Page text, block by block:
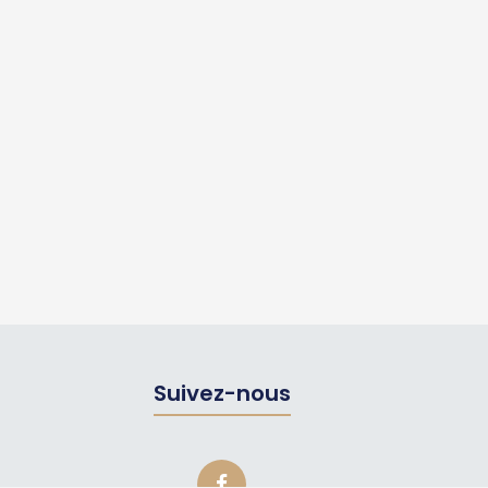
Suivez-nous